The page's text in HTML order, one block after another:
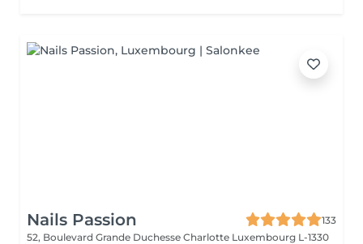
Nails Passion
133
52, Boulevard Grande Duchesse Charlotte Luxembourg L-1330